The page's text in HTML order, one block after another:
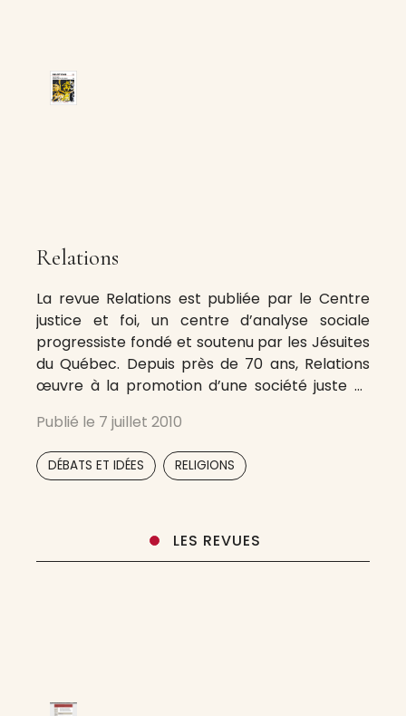
Relations
La revue Relations est publiée par le Centre
justice et foi, un centre d’analyse sociale
progressiste fondé et soutenu par les Jésuites
du Québec. Depuis près de 70 ans, Relations
œuvre à la promotion d’une société juste et
plus démunis. Libre et indépendante, elle pose
un
Publié le 7 juillet 2010
DÉBATS ET IDÉES RELIGIONS
LES REVUES